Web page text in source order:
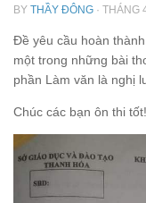
BY THẦY ĐÔNG · THÁNG
Đề yêu cầu hoàn
một trong những bài
phần Làm văn là nghị
Chúc các bạn ôn thi tốt!